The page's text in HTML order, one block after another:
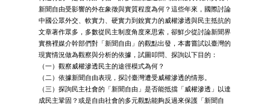
新聞自由受影響的外在象徵與實質程度為何？這些年來，國際討論
中國公眾外交、軟實力、硬實力到銳實力的威權滲透與民主抵抗的
文章著作眾多，多數從民主制度角度來思索，卻鮮少從討論新聞界
實務裡媒介幹部們對「新聞自由」的觀點出發，本書嘗試以臺灣的
現實情況做為觀察與分析的依據，試圖叩問、探詢以下目的：
（一）觀察威權滲透民主的途徑模式為何？
（二）依據新聞自由表現，探討臺灣遭受威權滲透的情形。
（三）探詢民主社會的「新聞自由」是否能抵擋「威權滲透」以達
成民主鞏固？或是自由社會的多元觀點能夠反過來保護「新聞自